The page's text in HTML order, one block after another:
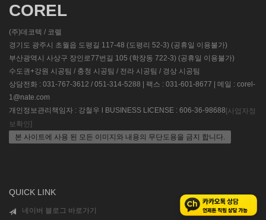
COREL
(주)데코텍 / 코렐
경기도 광주시 초월읍 도평길 117-48 (도평리 52-3) (공휴일 이용불가)
부산광역시 사상구 장인로77번길 105 (학장동 722-3) (공휴일 이용불가)
수도권+강원 시공팀 / 충청 시공팀 / 전라 시공팀 / 경상 시공팀
상담전화 : 031-767-3612 / 051-314-5288 | 팩스 : 031-601-8677 | 메일 : corel-
1@nate.com
개인정보관리책임자 : 강철우 l BUSINESS LICENSE : 606-36-98688[사업자정
보확인]
본 사이트에 사용 된 모든 이미지와 내용의 무단도용을 금지 합니다.
QUICK LINK
네이버 블로그 바로가기